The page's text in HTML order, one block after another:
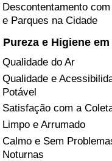
Descontentamento
e Parques na Cidade
Pureza e Higiene
Qualidade do Ar
Qualidade e
Potável
Satisfação com a
Limpo e Arrumado
Calmo e Sem
Noturnas
Indicador de Saúde
Indicador de
Índice de poluição
Indicador de